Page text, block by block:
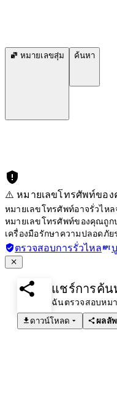
หมายเลขสุ่ม ค้นหา
⚠️ หมายเลขโทรศัพท์ขอ
หมายเลขโทรศัพท์อาจรั่วไห
หมายเลขโทรศัพท์ของคุณถูก
เครื่องมือรักษาความปลอดภั
ตรวจสอบการรั่วไหล
แชร์การค้น
ฉันตรวจสอบหมา
ดาวน์โหลด
ผลลั